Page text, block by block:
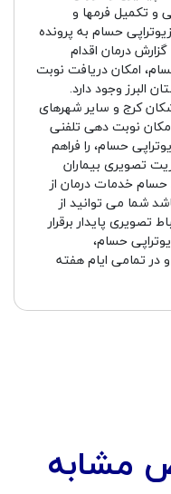
و تکمیل فرمها و
حسام به پرونده
درمان اقدام
امکان دریافت نوبت
البرز وجود دارد.
کرج و سایر شهرهای
نوبت دهی تلفنی
حسام، را فراهم
تصویری بیماران
حسام خدمات درمان از
شما می توانید از
تصویری پایدار برقرار
حسام،
در تمامی ایام هفته
مشابه